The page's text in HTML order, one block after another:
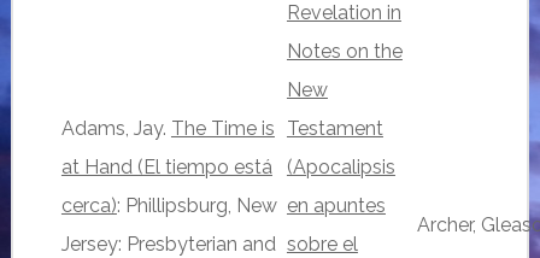
Adams, Jay. The Time is
at Hand (El tiempo está
cerca): Phillipsburg, New
Jersey: Presbyterian and
Revelation in
Notes on the
New
Testament
(Apocalipsis
en apuntes
sobre el
Archer,